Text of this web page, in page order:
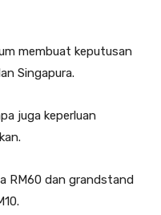
membuat keputusan
Singapura.
juga keperluan
RM60 dan grandstand